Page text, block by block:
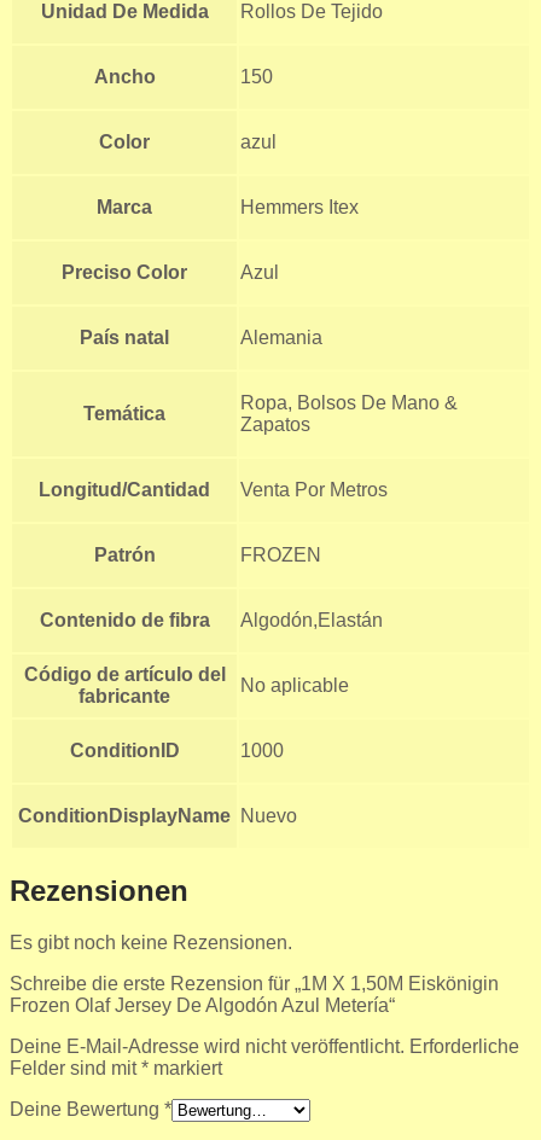
Unidad De Medida Rollos De Tejido
Ancho 150
Color azul
Marca Hemmers Itex
Preciso Color Azul
País natal Alemania
Temática
Ropa, Bolsos De Mano &
Zapatos
Longitud/Cantidad Venta Por Metros
Patrón FROZEN
Contenido de fibra Algodón,Elastán
Código de artículo del
fabricante
No aplicable
ConditionID 1000
ConditionDisplayName Nuevo
Rezensionen
Es gibt noch keine Rezensionen.
Schreibe die erste Rezension für „1M X 1,50M Eiskönigin
Frozen Olaf Jersey De Algodón Azul Metería“
Deine E-Mail-Adresse wird nicht veröffentlicht. Erforderliche
Felder sind mit* markiert
Deine Bewertung *